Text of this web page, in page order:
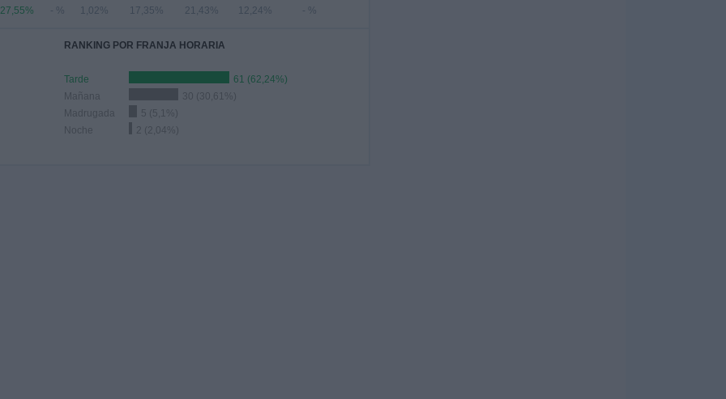
27,55% - % 1,02% 17,35% 21,43% 12,24% - %
RANKING POR FRANJA HORARIA
Tarde
61 (62,24%)
Mañana
30 (30,61%)
Madrugada
5 (5,1%)
Noche
2 (2,04%)